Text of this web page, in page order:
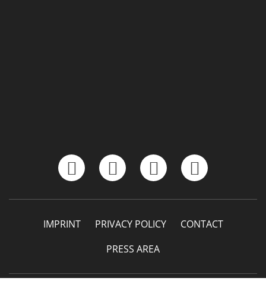
IMPRINT PRIVACY POLICY
CONTACT
PRESS AREA